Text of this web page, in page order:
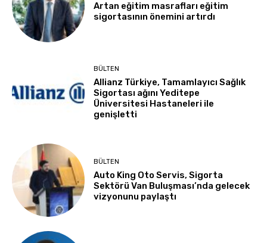
Artan eğitim masrafları eğitim
sigortasının önemini artırdı
BÜLTEN
Allianz Türkiye, Tamamlayıcı Sağlık
Sigortası ağını Yeditepe
Üniversitesi Hastaneleri ile
genişletti
BÜLTEN
Auto King Oto Servis, Sigorta
Sektörü Van Buluşması’nda gelecek
vizyonunu paylaştı